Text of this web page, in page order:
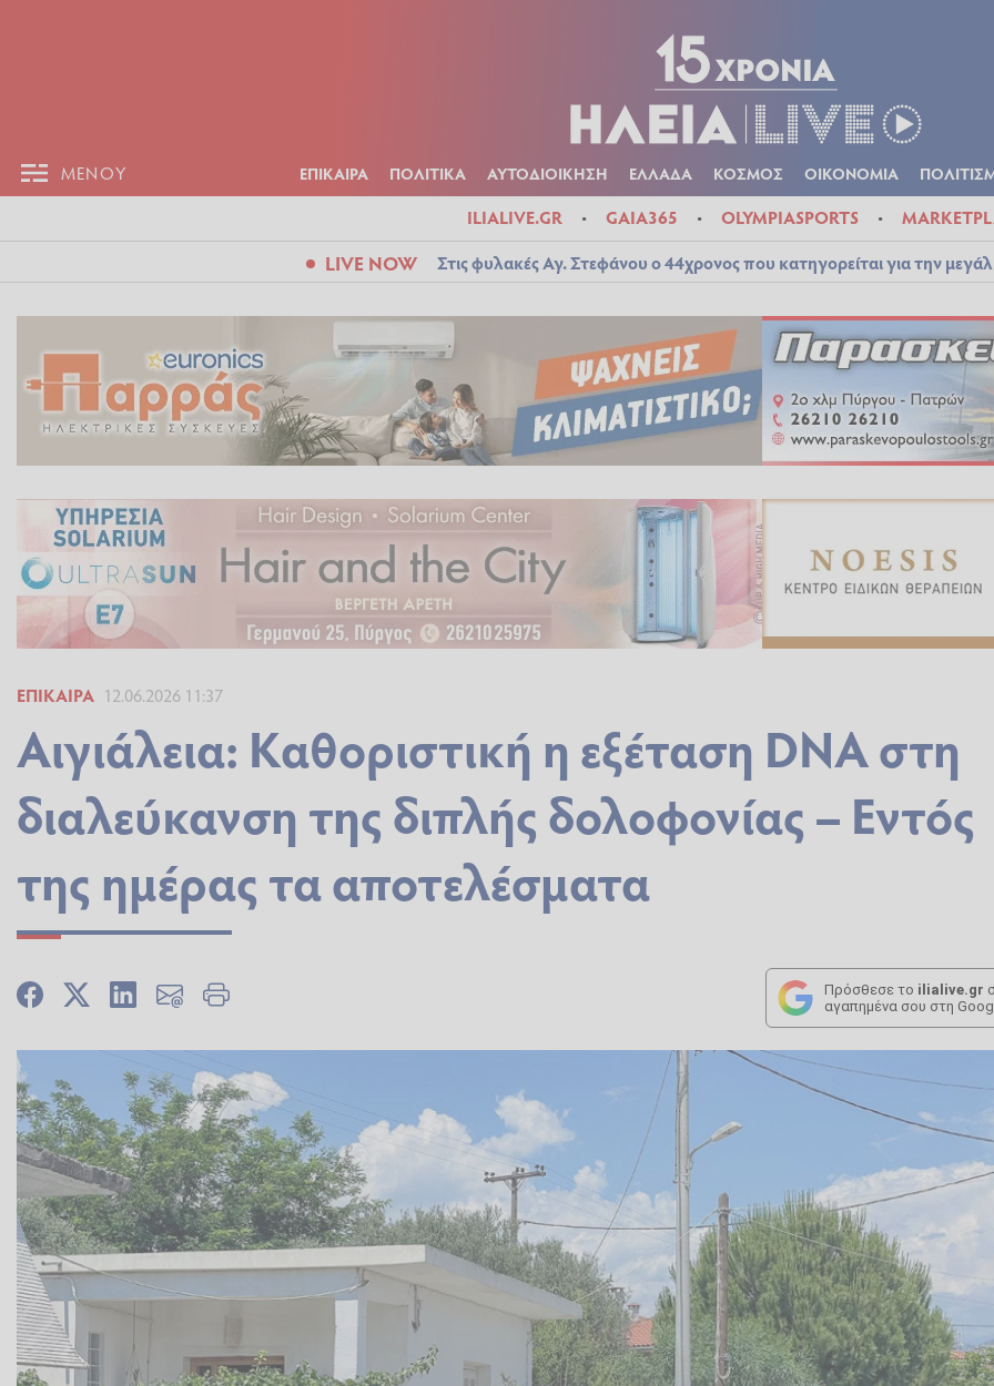
ΜΕΝΟΥ ΕΠΙΚΑΙΡΑ ΠΟΛΙΤΙΚΑ ΑΥΤΟΔΙΟΙΚΗΣΗ ΕΛΛΑΔΑ ΚΟΣΜΟΣ ΟΙΚΟΝΟΜΙΑ
ILIALIVE.GR GAIA365 OLYMPIASPORTS
LIVE NOW Στις φυλακές Αγ. Στεφάνου ο 44χρονος που κατηγορείται για την
ΕΠΊΚΑΙΡΑ 12.06.2026 11:37
Αιγιάλεια: Καθοριστική η εξέταση DNA στη
διαλεύκανση της διπλής δολοφονίας – Εντός
της ημέρας τα αποτελέσματα
Πρόσθεσε το ilialive.gr
αγαπημένα σου στη